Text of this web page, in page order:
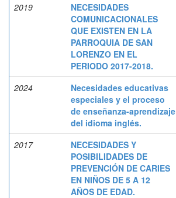
2019
NECESIDADES
COMUNICACIONALES
QUE EXISTEN EN LA
PARROQUIA DE SAN
LORENZO EN EL
PERIODO 2017-2018.
2024
Necesidades educativas
especiales y el proceso
de enseñanza-aprendizaje
del idioma inglés.
2017
NECESIDADES Y
POSIBILIDADES DE
PREVENCIÓN DE CARIES
EN NIÑOS DE 5 A 12
AÑOS DE EDAD.